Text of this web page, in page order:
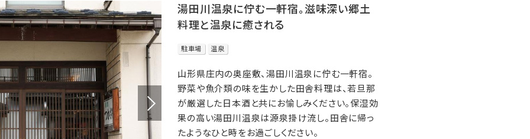
湯田川温泉に佇む一軒宿。滋味深い郷土
料理と温泉に癒される
駐車場 温泉
山形県庄内の奥座敷、湯田川温泉に佇む一軒宿。
野菜や魚介類の味を生かした田舎料理は、若旦那
が厳選した日本酒と共にお愉しみください。保湿効
果の高い湯田川温泉は源泉掛け流し。田舎に帰っ
たようなひと時をお過ごしください。